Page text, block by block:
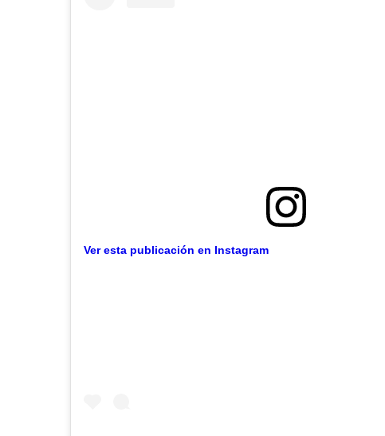
Ver esta publicación en Instagram